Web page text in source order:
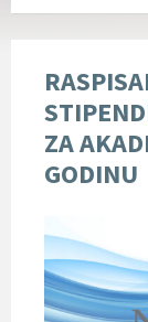
ZA
GODINU